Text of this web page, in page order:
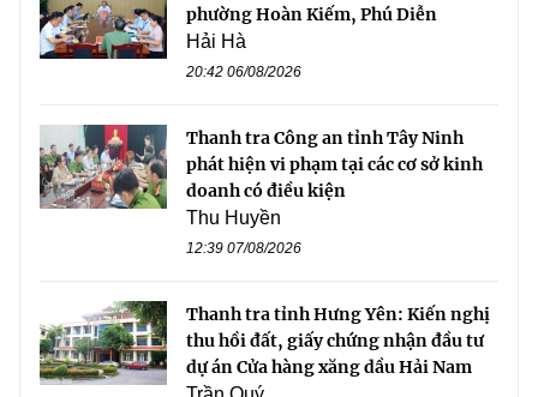
phường Hoàn Kiếm, Phú Diễn
Hải Hà
20:42 06/08/2026
Thanh tra Công an tỉnh Tây Ninh
phát hiện vi phạm tại các cơ sở kinh
doanh có điều kiện
Thu Huyền
12:39 07/08/2026
Thanh tra tỉnh Hưng Yên: Kiến nghị
thu hồi đất, giấy chứng nhận đầu tư
dự án Cửa hàng xăng dầu Hải Nam